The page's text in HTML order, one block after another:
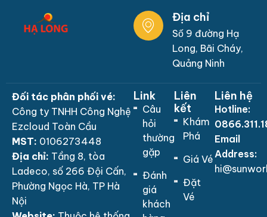
Địa chỉ
Số 9 đường Hạ
Long, Bãi Cháy,
Quảng Ninh
Đối tác phân phối vé:
Công ty TNHH Công Nghệ
Ezcloud Toàn Cầu
MST: 0106273448
Địa chỉ: Tầng 8, tòa
Ladeco, số 266 Đội Cấn,
Phường Ngọc Hà, TP Hà
Nội
Link
Câu
hỏi
thường
gặp
Đánh
giá
khách
Liên
kết
Khám
Phá
Giá Vé
Đặt
Vé
Liên hệ
Hotline:
Email
Address: